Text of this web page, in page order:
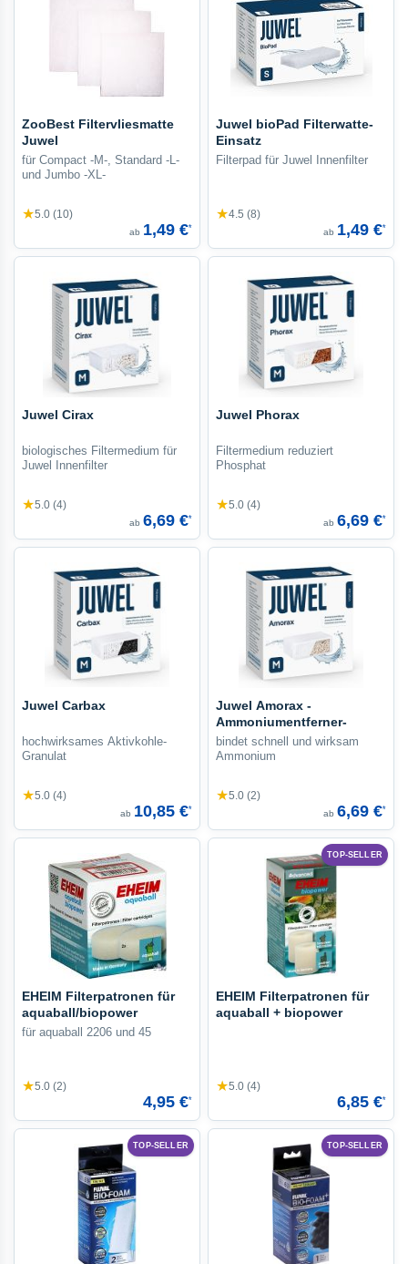
ZooBest Filtervliesmatte
Juwel
für Compact -M-, Standard -L-
und Jumbo -XL-
★5.0 (10)
ab 1,49 €*
Juwel bioPad Filterwatte-
Einsatz
Filterpad für Juwel Innenfilter
★4.5 (8)
ab 1,49 €*
Juwel Cirax
biologisches Filtermedium für
Juwel Innenfilter
★5.0 (4)
ab 6,69 €*
Juwel Phorax
Filtermedium reduziert
Phosphat
★5.0 (4)
ab 6,69 €*
Juwel Carbax
hochwirksames Aktivkohle-
Granulat
★5.0 (4)
ab 10,85 €*
Juwel Amorax -
Ammoniumentferner-
bindet schnell und wirksam
Ammonium
★5.0 (2)
ab 6,69 €*
EHEIM Filterpatronen für
aquaball/biopower
für aquaball 2206 und 45
★5.0 (2)
4,95 €*
TOP-SELLER
EHEIM Filterpatronen für
aquaball + biopower
★5.0 (4)
6,85 €*
TOP-SELLER TOP-SELLER